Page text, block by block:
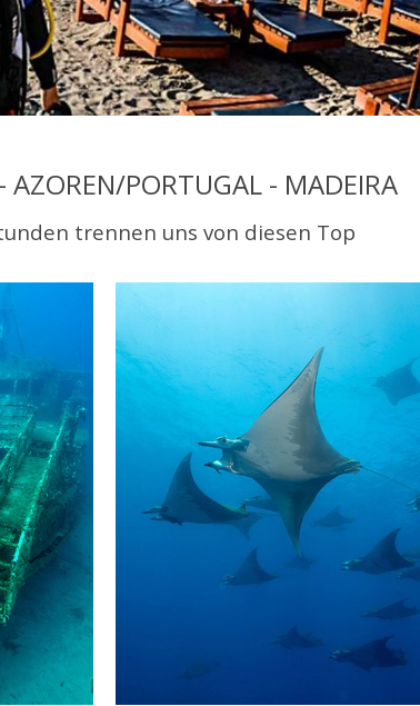
PORTUGAL - MADEIRA
trennen uns von diesen Top